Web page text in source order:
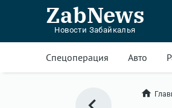
ZabNews
Новости Забайкалья
Спецоперация Авто